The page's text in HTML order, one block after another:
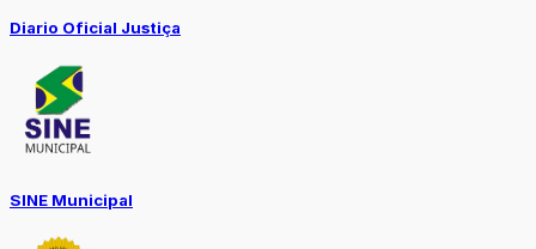
Diario Oficial Justiça
SINE Municipal